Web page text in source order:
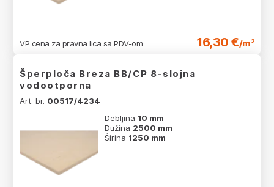
VP cena za pravna lica sa PDV-om 16,30 €/m²
Šperploča Breza BB/CP 8-slojna
vodootporna
Art. br. 00517/4234
Debljina 10 mm
Dužina 2500 mm
Širina 1250 mm